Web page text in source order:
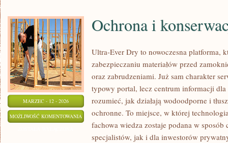
MARZEC - 12 - 2026
MOŻLIWOŚĆ KOMENTOWANIA OCHRONA
KONSERWACJA
Ochrona i
Ultra-Ever Dry to nowoczesna platforma,
zabezpieczaniu materiałów przed
oraz zabrudzeniami. Już sam charakter
typowy portal, lecz centrum informacji
rozumieć, jak działają wodoodporne i
ochronne. To miejsce, w której
fachowa wiedza zostaje podana w
specjalistów, jak i dla inwestorów